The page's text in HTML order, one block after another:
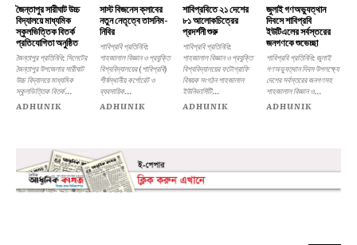
জৈন্তাপুর সারীঘাট উচ্চ
বিদ্যালয়ে মাধ্যমিক
স্কুলভিত্তিক বিতর্ক
প্রতিযোগিতা অনুষ্ঠিত
জৈন্তাপুর প্রতিনিধি: সিলেটের
জৈন্তাপুর উপজেলার সারীঘাট
উচ্চ বিদ্যালয়ে মাধ্যমিক
স্কুলভিত্তিক বিতর্ক...
ADHUNIK
সাস্ট বিজনেস ক্লাবের
নতুন নেতৃত্বে তাসনিম-
নিবির
শাবিপ্রবি প্রতিনিধি:
শাহজালাল বিজ্ঞান ও প্রযুক্তি
বিশ্ববিদ্যালয়ের (শাবিপ্রবি)
শীর্ষস্থানীয় কর্পোরেট ও
ব্যবসায়িক...
ADHUNIK
শাবিপ্রবিতে ২১ দেশের
৮১ আলোকচিত্রের
প্রদর্শনী শুরু
শাবিপ্রবি প্রতিনিধি:
শাহজালাল বিজ্ঞান ও প্রযুক্তি
বিশ্ববিদ্যালয়ের ফটোগ্রাফি
বিষয়ক সংগঠন শাহজালাল
ইউনিভার্সিটি...
ADHUNIK
জুলাই গণঅভ্যুত্থান
দিবসে শাবিপ্রবি
ইউটিএলের সর্বস্তরের
জনগণকে শুভেচ্ছা
শাবিপ্রবি প্রতিনিধি: জুলাই
গণঅভ্যুত্থান দিবস উপলক্ষ্যে
দেশের সর্বস্তরের জনগণসহ
শাহজালাল বিজ্ঞান ও...
ADHUNIK